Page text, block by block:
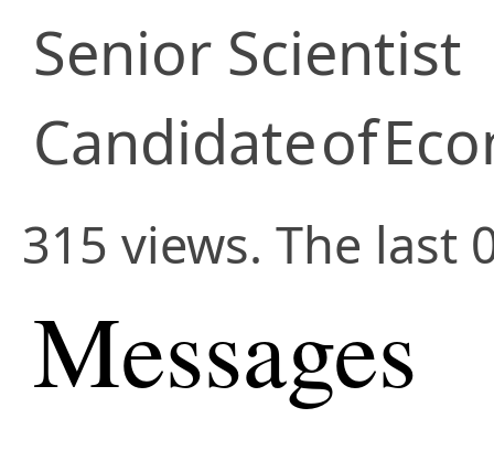
Senior Scientist
Candidateof
315 views. The last
Messages